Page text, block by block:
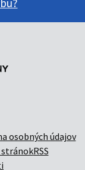
osobných údajov
stránokRSS